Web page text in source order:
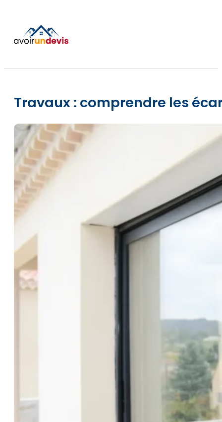
Travaux : comprendre les